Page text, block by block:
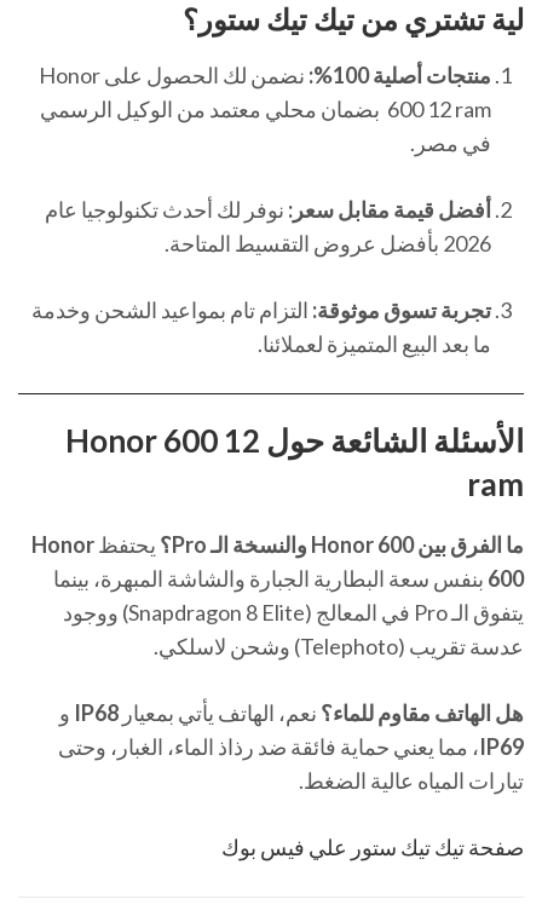
لية تشتري من تيك تيك ستور ؟
منتجات أصلية 100%:
نضمن لك الحصول على Honor
600 12 ram بضمان محلي معتمد من الوكيل الرسمي
في مصر.
أفضل قيمة مقابل سعر: نوفر لك أحدث تكنولوجيا عام
2026 بأفضل عروض التقسيط المتاحة.
تجربة تسوق موثوقة: التزام تام بمواعيد الشحن وخدمة
ما بعد البيع المتميزة لعملائنا.
الأسئلة الشائعة حول Honor 600 12
ram
ما الفرق بين Honor 600 والنسخة الـ Pro؟ يحتفظHonor
600 بنفس سعة البطارية الجبارة والشاشة المبهرة، بينما
يتفوق الـ Pro في المعالج (Snapdragon 8 Elite) ووجود
عدسة تقريب (Telephoto) وشحن لاسلكي.
هل الهاتف مقاوم للماء؟ نعم، الهاتف يأتي بمعيار IP68 و
IP69، مما يعني حماية فائقة ضد رذاذ الماء، الغبار، وحتى
تيارات المياه عالية الضغط.
صفحة تيك تيك ستور علي فيس بوك